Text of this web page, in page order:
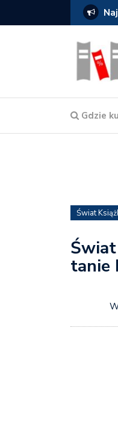
Gdzie
Świat
tanie